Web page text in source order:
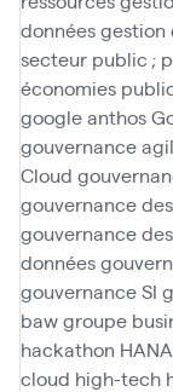
donnéesgestion
secteur public ;
économies
google anthos
gouvernance
Cloud
gouvernance
gouvernance
données
gouvernance SI
bawgroupe
hackathon HANA
cloud high-tech